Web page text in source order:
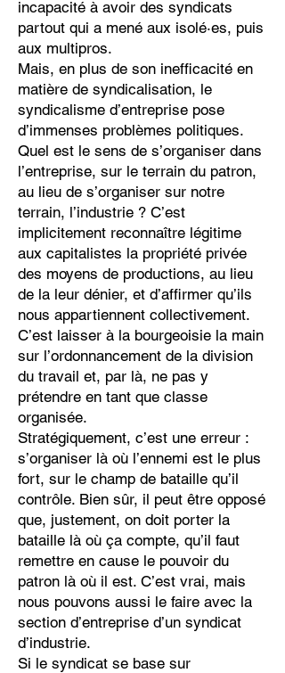
incapacité à avoir des syndicats
partout qui a mené aux isolé·es, puis
aux multipros.
Mais, en plus de son inefficacité en
matière de syndicalisation, le
syndicalisme d’entreprise pose
d’immenses problèmes politiques.
Quel est le sens de s’organiser dans
l’entreprise, sur le terrain du patron,
au lieu de s’organiser sur notre
terrain, l’industrie ? C’est
implicitement reconnaître légitime
aux capitalistes la propriété privée
des moyens de productions, au lieu
de la leur dénier, et d’affirmer qu’ils
nous appartiennent collectivement.
C’est laisser à la bourgeoisie la main
sur l’ordonnancement de la division
du travail et, par là, ne pas y
prétendre en tant que classe
organisée.
Stratégiquement, c’est une erreur :
s’organiser là où l’ennemi est le plus
fort, sur le champ de bataille qu’il
contrôle. Bien sûr, il peut être opposé
que, justement, on doit porter la
bataille là où ça compte, qu’il faut
remettre en cause le pouvoir du
patron là où il est. C’est vrai, mais
nous pouvons aussi le faire avec la
section d’entreprise d’un syndicat
d’industrie.
Si le syndicat se base sur